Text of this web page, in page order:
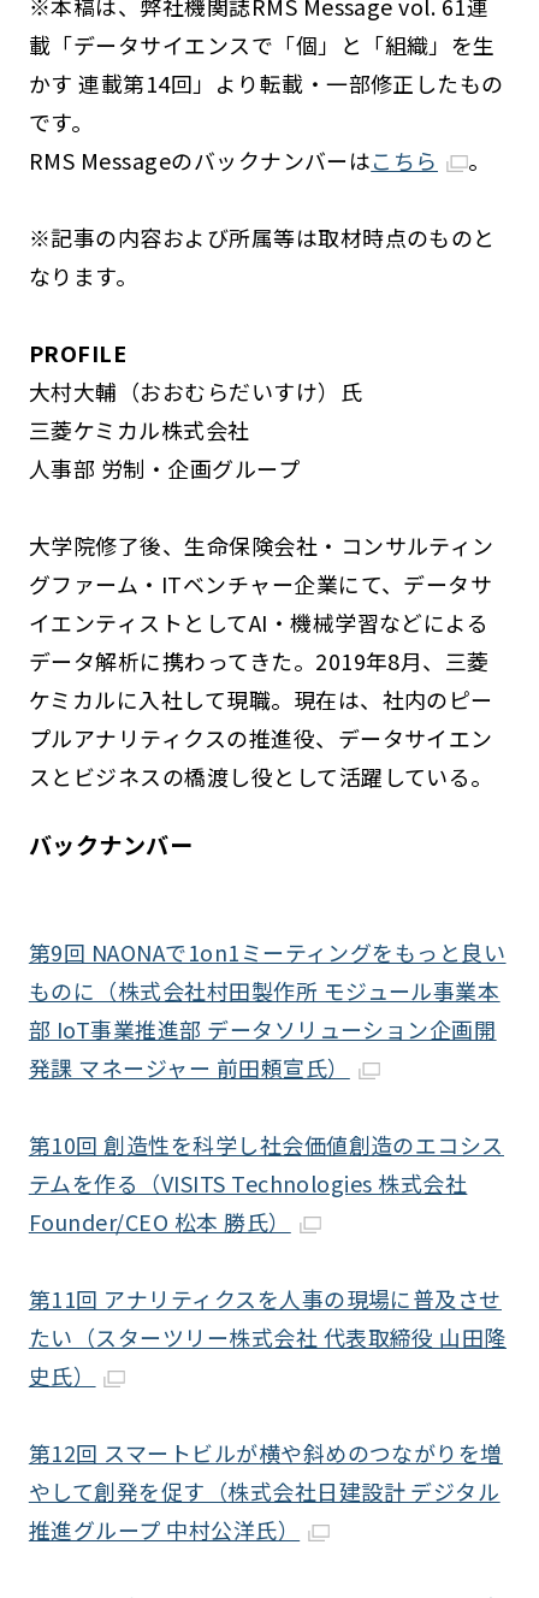
載「データサイエンスで「個」と「組織」を生
かす 連載第14回」より転載・一部修正したもの
です。
RMS Messageのバックナンバーはこちら 。
※記事の内容および所属等は取材時点のものと
なります。
PROFILE
大村大輔（おおむらだいすけ）氏
三菱ケミカル株式会社
人事部 労制・企画グループ
大学院修了後、生命保険会社・コンサルティン
グファーム・ITベンチャー企業にて、データサ
イエンティストとしてAI・機械学習などによる
データ解析に携わってきた。2019年8月、三菱
ケミカルに入社して現職。現在は、社内のピー
プルアナリティクスの推進役、データサイエン
スとビジネスの橋渡し役として活躍している。
バックナンバー
第9回 NAONAで1on1ミーティングをもっと良い
ものに（株式会社村田製作所 モジュール事業本
部 IoT事業推進部 データソリューション企画開
発課 マネージャー 前田頼宣氏）
第10回 創造性を科学し社会価値創造のエコシス
テムを作る（VISITS Technologies 株式会社
Founder/CEO 松本 勝氏）
第11回 アナリティクスを人事の現場に普及させ
たい（スターツリー株式会社 代表取締役 山田隆
史氏）
第12回 スマートビルが横や斜めのつながりを増
やして創発を促す（株式会社日建設計 デジタル
推進グループ 中村公洋氏）